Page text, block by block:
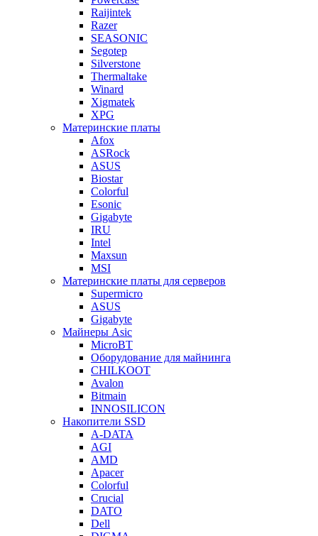
Raijintek
Razer
SEASONIC
Segotep
Silverstone
Thermaltake
Winard
Xigmatek
XPG
Материнские платы
Afox
ASRock
ASUS
Biostar
Colorful
Esonic
Gigabyte
IRU
Intel
Maxsun
MSI
Материнские платы для серверов
Supermicro
ASUS
Gigabyte
Майнеры Asic
MicroBT
Оборудование для майнинга
CHILKOOT
Avalon
Bitmain
INNOSILICON
Накопители SSD
A-DATA
AGI
AMD
Apacer
Colorful
Crucial
DATO
Dell